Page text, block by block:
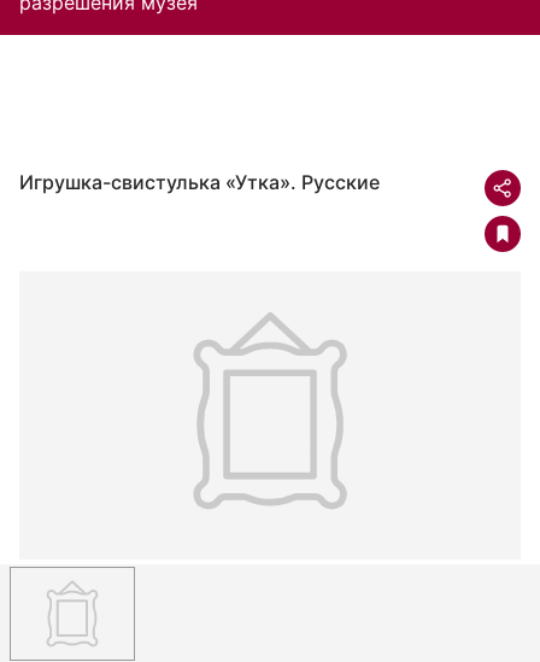
Игрушка-свистулька «Утка». Русские